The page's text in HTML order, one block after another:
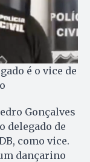
é o vice de
Gonçalves
delegado de
como vice.
dançarino